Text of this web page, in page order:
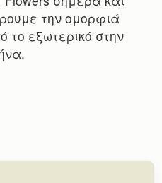
την ομορφιά
το εξωτερικό στην